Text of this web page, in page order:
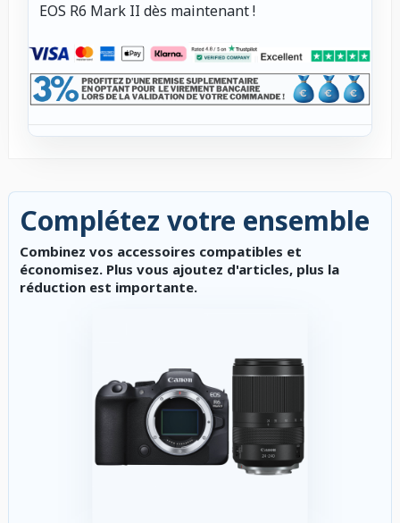
EOS R6 Mark II dès maintenant !
Complétez votre ensemble
Combinez vos accessoires compatibles et
économisez. Plus vous ajoutez d'articles, plus la
réduction est importante.